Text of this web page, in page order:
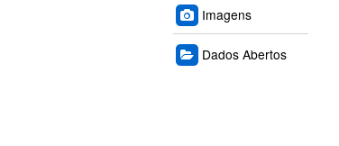
Imagens
Dados Abertos